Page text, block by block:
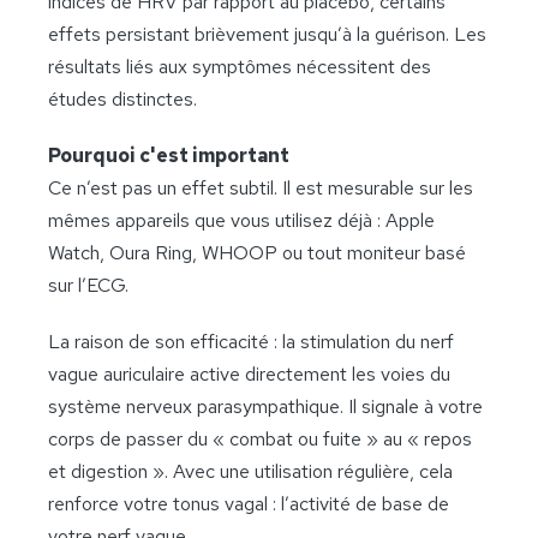
effets persistant brièvement jusqu’à la guérison. Les
résultats liés aux symptômes nécessitent des
études distinctes.
Pourquoi c'est important
Ce n’est pas un effet subtil. Il est mesurable sur les
mêmes appareils que vous utilisez déjà : Apple
Watch, Oura Ring, WHOOP ou tout moniteur basé
sur l’ECG.
La raison de son efficacité : la stimulation du nerf
vague auriculaire active directement les voies du
système nerveux parasympathique. Il signale à votre
corps de passer du « combat ou fuite » au « repos
et digestion ». Avec une utilisation régulière, cela
renforce votre tonus vagal : l’activité de base de